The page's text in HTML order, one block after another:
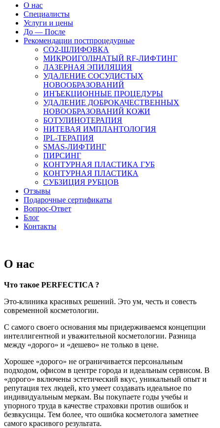
О нас
Специалисты
Услуги и цены
До — После
Рекомендации постпроцедурные
СO2-ШЛИФОВКА
МИКРОИГОЛЬЧАТЫЙ RF-ЛИФТИНГ
ЛАЗЕРНАЯ ЭПИЛЯЦИЯ
УДАЛЕНИЕ СОСУДИСТЫХ
НОВООБРАЗОВАНИЙ
ИНЪЕКЦИОННЫЕ ПРОЦЕДУРЫ
УДАЛЕНИЕ ДОБРОКАЧЕСТВЕННЫХ
НОВООБРАЗОВАНИЙ КОЖИ
БОТУЛИНОТЕРАПИЯ
НИТЕВАЯ ИМПЛАНТОЛОГИЯ
IPL-ТЕРАПИЯ
SMAS-ЛИФТИНГ
ПИРСИНГ
КОНТУРНАЯ ПЛАСТИКА ГУБ
КОНТУРНАЯ ПЛАСТИКА
СУБЗИЦИЯ РУБЦОВ
Отзывы
Подарочные сертификаты
Вопрос-Ответ
Блог
Контакты
О нас
Что такое PERFECTICA ?
Это-клиника красивых решений. Это ум, честь и совесть
современной косметологии.
С самого своего основания мы придерживаемся концепции
интеллигентной и уважительной косметологии. Разница
между «дорого» и «дешево» не только в цене.
Хорошее «дорого» не ограничивается персональным
подходом, офисом в центре города и идеальным сервисом. В
«дорого» включены эстетический вкус, уникальный опыт и
репутация тех людей, кто умеет создавать идеальное по
индивидуальным меркам. Вы покупаете годы учебы и
упорного труда в качестве страховки против ошибок и
безвкусицы. Тем более, что ошибка косметолога заметнее
самого красивого результата.